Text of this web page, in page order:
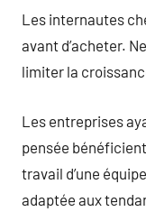
Les internautes
avant d’acheter.
limiter la
Les entreprises
pensée
travail d’une
adaptée aux